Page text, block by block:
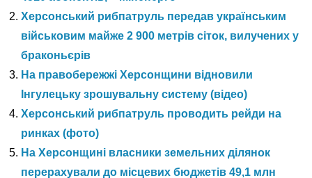
Херсонський рибпатруль передав українським
військовим майже 2 900 метрів сіток, вилучених у
браконьєрів
На правобережжі Херсонщини відновили
Інгулецьку зрошувальну систему (відео)
Херсонський рибпатруль проводить рейди на
ринках (фото)
На Херсонщині власники земельних ділянок
перерахували до місцевих бюджетів 49,1 млн